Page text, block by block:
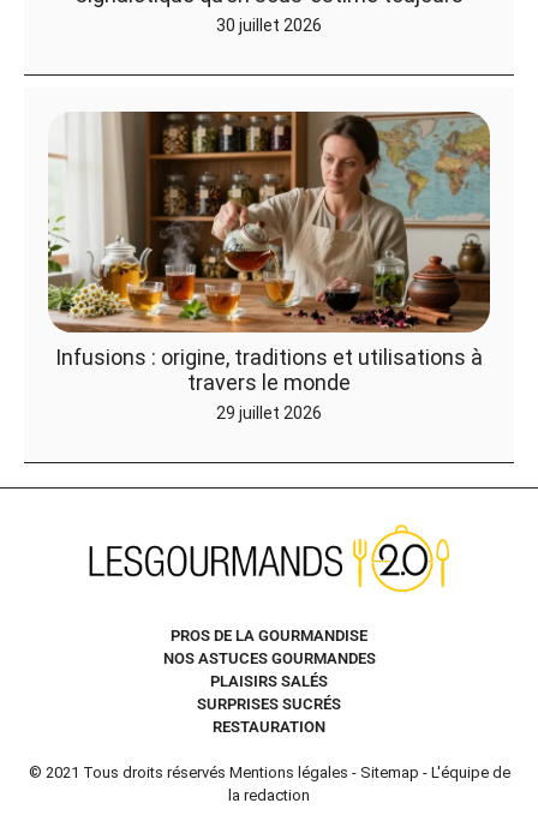
30 juillet 2026
Infusions : origine, traditions et utilisations à
travers le monde
29 juillet 2026
PROS DE LA GOURMANDISE
NOS ASTUCES GOURMANDES
PLAISIRS SALÉS
SURPRISES SUCRÉS
RESTAURATION
© 2021 Tous droits réservés Mentions légales - Sitemap - L'équipe de
la redaction